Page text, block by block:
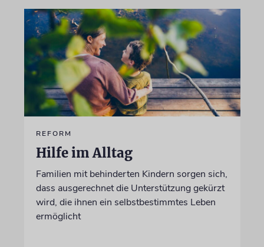
REFORM
Hilfe im Alltag
Familien mit behinderten Kindern sorgen sich,
dass ausgerechnet die Unterstützung gekürzt
wird, die ihnen ein selbstbestimmtes Leben
ermöglicht